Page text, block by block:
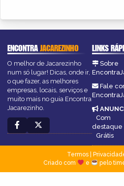
ENCONTRAJACAREZINHO
O melhor de Jacarezinho
num só lugar! Dicas, onde ir,
o que fazer, as melhores
empresas, locais, serviços e
muito mais no guia Encontra
Jacarezinho.
LINKS
Sobre
Fale
Com
destaque
Grátis
Termos|
Criado com
e pelo